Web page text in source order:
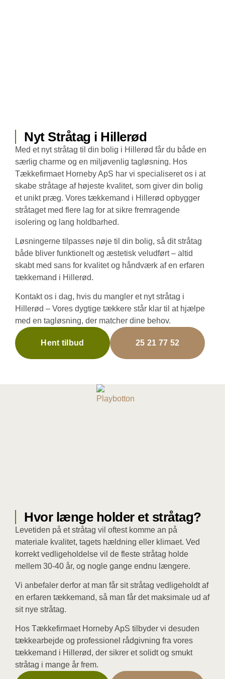
Nyt Stråtag i Hillerød
Med et nyt stråtag til din bolig i Hillerød får du både en
særlig charme og en miljøvenlig tagløsning. Hos
Tækkefirmaet Horneby ApS har vi specialiseret os i at
skabe stråtage af højeste kvalitet, som giver din bolig
et unikt præg. Vores tækkemand i Hillerød opbygger
stråtaget med flere lag for at sikre fremragende
isolering og lang holdbarhed.
Løsningerne tilpasses nøje til din bolig, så dit stråtag
både bliver funktionelt og æstetisk veludført – altid
skabt med sans for kvalitet og håndværk af en erfaren
tækkemand i Hillerød.
Kontakt os i dag, hvis du mangler et nyt stråtag i
Hillerød – Vores dygtige tækkere står klar til at hjælpe
med en tagløsning, der matcher dine behov.
Hent tilbud 25 21 77 52
Hvor længe holder et stråtag?
Levetiden på et stråtag vil oftest komme an på
materiale kvalitet, tagets hældning eller klimaet. Ved
korrekt vedligeholdelse vil de fleste stråtag holde
mellem 30-40 år, og nogle gange endnu længere.
Vi anbefaler derfor at man får sit stråtag vedligeholdt af
en erfaren tækkemand, så man får det maksimale ud af
sit nye stråtag.
Hos Tækkefirmaet Horneby ApS tilbyder vi desuden
tækkearbejde og professionel rådgivning fra vores
tækkemand i Hillerød, der sikrer et solidt og smukt
stråtag i mange år frem.